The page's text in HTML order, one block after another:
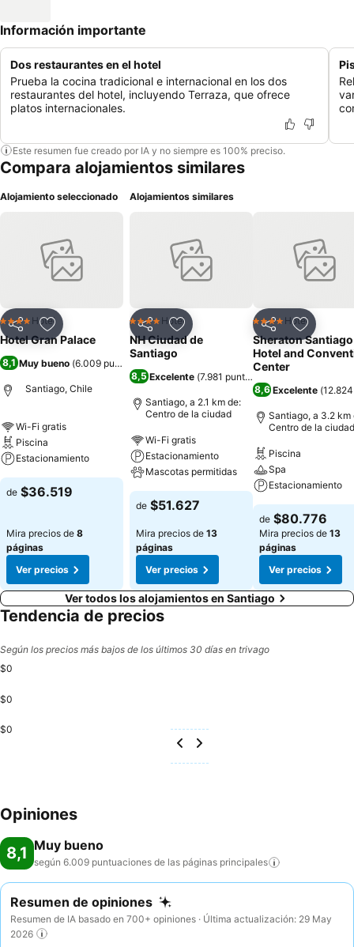
Información importante
Dos restaurantes en el hotel
Prueba la cocina tradicional e internacional en los dos
restaurantes del hotel, incluyendo Terraza, que ofrece
platos internacionales.
Este resumen fue creado por IA y no siempre es 100% preciso.
Compara alojamientos similares
Alojamiento seleccionado
CompartirAgregar a favoritos
4 EstrellasHotel
Hotel Gran Palace
8,1 Muy bueno (6.009 puntuaciones )
Santiago, Chile
Wi-Fi gratis
Piscina
Estacionamiento
de $36.519
Mira precios de 8
páginas
Ver precios
Alojamientos similares
CompartirAgregar a favoritos
4 EstrellasHotel
NH Ciudad de
Santiago
8,5 Excelente (7.981 puntuaciones
Santiago, a 2.1 km de:
Centro de la ciudad
Wi-Fi gratis
Estacionamiento
Mascotas permitidas
de $51.627
Mira precios de 13
páginas
Ver precios
CompartirAgregar
4 EstrellasHotel
Sheraton Santiago
Hotel and
Center
8,6 Excelente (
Santiago, a 3.2 km
Centro de la ciudad
Piscina
Spa
Estacionamiento
de $80.776
Mira precios de 13
páginas
Ver precios
Ver todos los alojamientos en Santiago
Tendencia de precios
Según los precios más bajos de los últimos 30 días en trivago
$0
$0
$0
Opiniones
8,1 Muy bueno
según 6.009 puntuaciones de las páginas principales
Resumen de opiniones
Resumen de IA basado en 700+ opiniones · Última actualización: 29 May
2026